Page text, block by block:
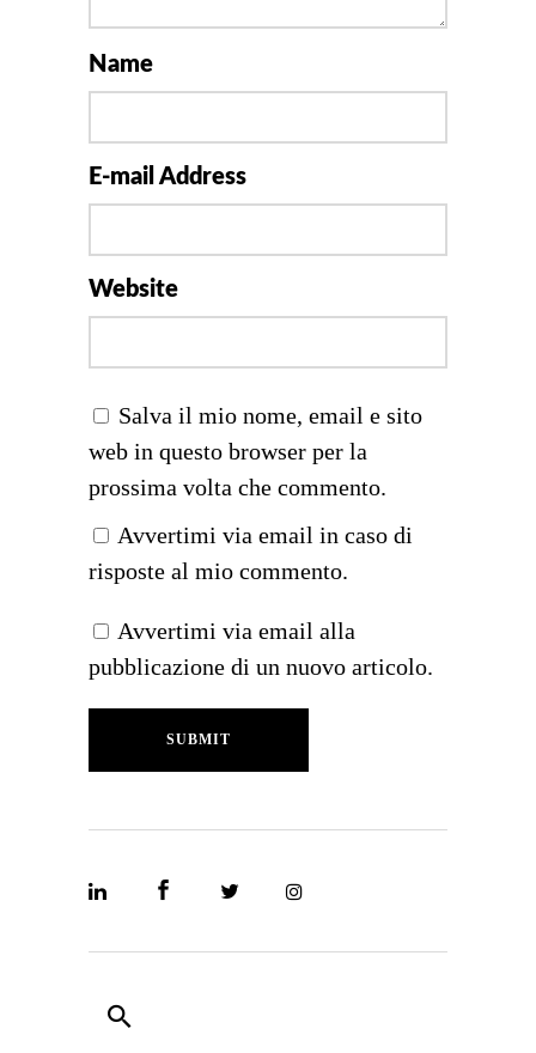
Name
E-mail Address
Website
Salva il mio nome, email e sito
web in questo browser per la
prossima volta che commento.
Avvertimi via email in caso di
risposte al mio commento.
Avvertimi via email alla
pubblicazione di un nuovo articolo.
SUBMIT